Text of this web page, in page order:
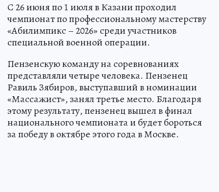
С 26 июня по 1 июля в Казани проходил
чемпионат по профессиональному мастерству
«Абилимпикс – 2026» среди участников
специальной военной операции.
Пензенскую команду на соревнованиях
представляли четыре человека. Пензенец
Равиль Зябиров, выступавший в номинации
«Массажист», занял третье место. Благодаря
этому результату, пензенец вышел в финал
национального чемпионата и будет бороться
за победу в октябре этого года в Москве.